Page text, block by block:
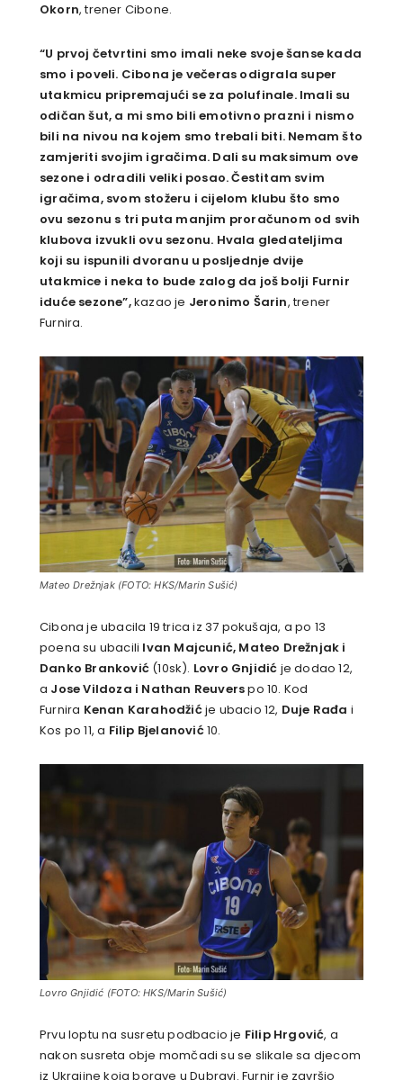
Okorn, trener Cibone.
“U prvoj četvrtini smo imali neke svoje šanse kada
smo i poveli. Cibona je večeras odigrala super
utakmicu pripremajući se za polufinale. Imali su
odičan šut, a mi smo bili emotivno prazni i nismo
bili na nivou na kojem smo trebali biti. Nemam što
zamjeriti svojim igračima. Dali su maksimum ove
sezone i odradili veliki posao. Čestitam svim
igračima, svom stožeru i cijelom klubu što smo
ovu sezonu s tri puta manjim proračunom od svih
klubova izvukli ovu sezonu. Hvala gledateljima
koji su ispunili dvoranu u posljednje dvije
utakmice i neka to bude zalog da još bolji Furnir
iduće sezone”,kazao je Jeronimo Šarin, trener
Furnira.
Mateo Drežnjak (FOTO: HKS/Marin Sušić)
Cibona je ubacila 19 trica iz 37 pokušaja, a po 13
poena su ubacili Ivan Majcunić, Mateo Drežnjak i
Danko Branković (10sk). Lovro Gnjidić je dodao 12,
a Jose Vildoza i Nathan Reuverspo 10. Kod
Furnira Kenan Karahodžićje ubacio 12, Duje Rađa i
Kos po 11, a Filip Bjelanović10.
Lovro Gnjidić (FOTO: HKS/Marin Sušić)
Prvu loptu na susretu podbacio je Filip Hrgović, a
nakon susreta obje momčadi su se slikale sa djecom
iz Ukrajine koja borave u Dubravi. Furnir je završio